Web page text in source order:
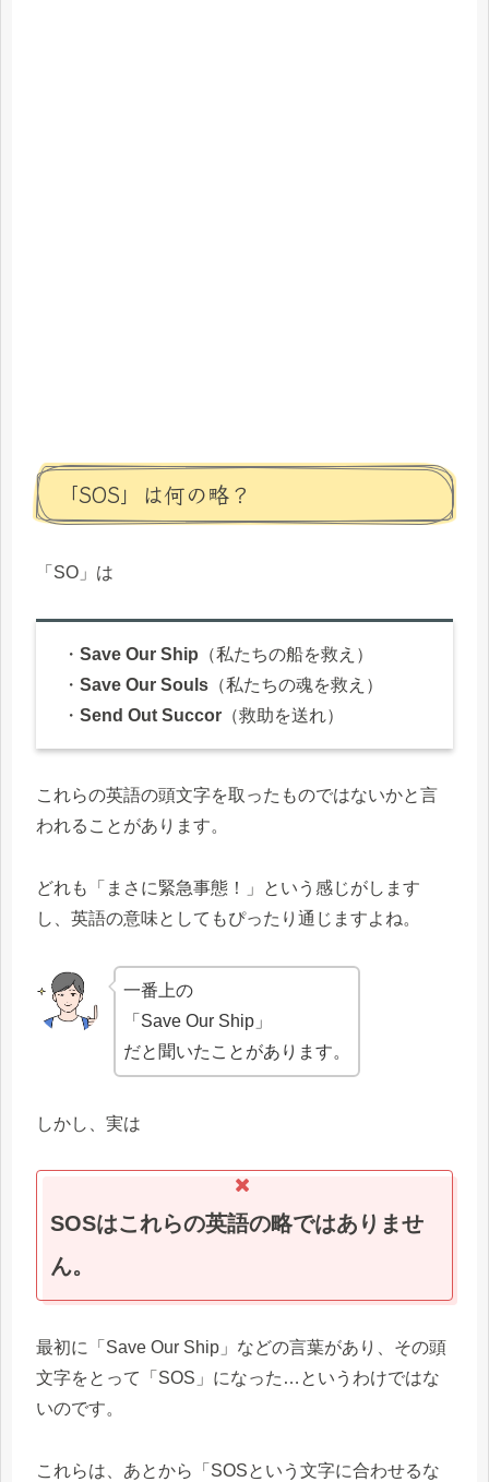
「SOS」は何の略？
「SO」は
・ Save Our Ship （私たちの船を救え）
・ Save Our Souls （私たちの魂を救え）
・ Send Out Succor （救助を送れ）
これらの英語の頭文字を取ったものではないかと言
われることがあります。
どれも「まさに緊急事態！」という感じがします
し、英語の意味としてもぴったり通じますよね。
一番上の
「Save Our Ship」
だと聞いたことがあります。
しかし、実は
SOSはこれらの英語の略ではありませ
ん。
最初に「Save Our Ship」などの言葉があり、その頭
文字をとって「SOS」になった…というわけではな
いのです。
これらは、あとから「SOSという文字に合わせるな